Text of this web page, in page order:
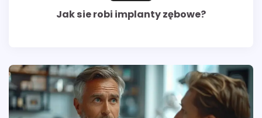
Jak sie robi implanty zębowe?